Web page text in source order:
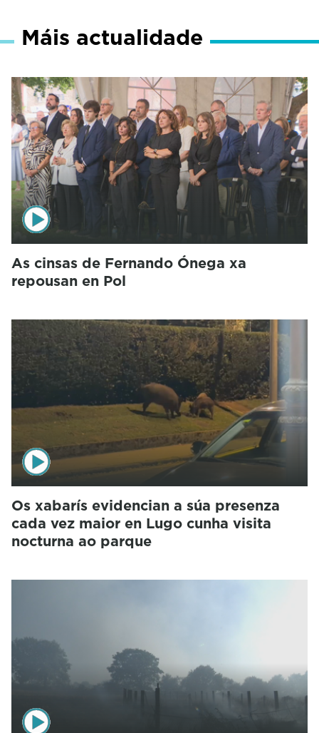
Máis actualidade
As cinsas de Fernando Ónega xa
repousan en Pol
Os xabarís evidencian a súa presenza
cada vez maior en Lugo cunha visita
nocturna ao parque